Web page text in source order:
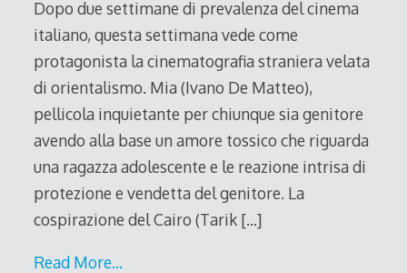
Dopo due settimane di prevalenza del cinema
italiano, questa settimana vede come
protagonista la cinematografia straniera velata
di orientalismo. Mia (Ivano De Matteo),
pellicola inquietante per chiunque sia genitore
avendo alla base un amore tossico che riguarda
una ragazza adolescente e le reazione intrisa di
protezione e vendetta del genitore. La
cospirazione del Cairo (Tarik […]
Read More…